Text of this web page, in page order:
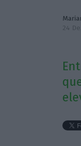
24